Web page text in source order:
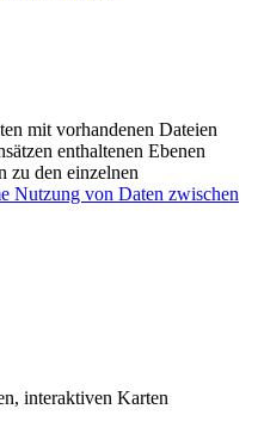
mit vorhandenen Dateien
enthaltenen Ebenen
zu den einzelnen
Nutzung von Daten zwischen
interaktiven Karten